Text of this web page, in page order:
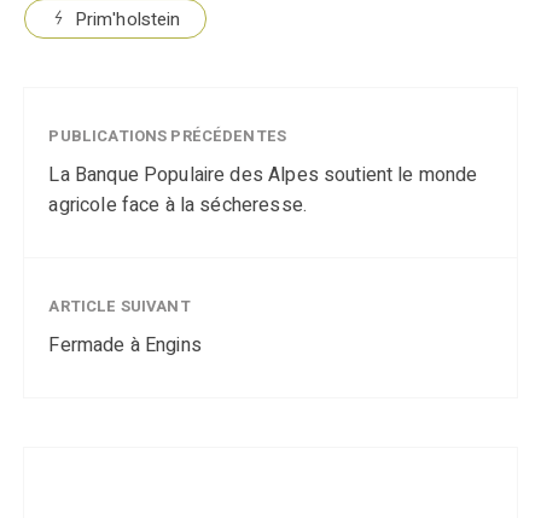
Prim'holstein
PUBLICATIONS PRÉCÉDENTES
La Banque Populaire des Alpes soutient le monde
agricole face à la sécheresse.
ARTICLE SUIVANT
Fermade à Engins